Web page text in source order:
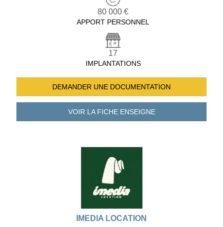
80 000 €
APPORT PERSONNEL
17
IMPLANTATIONS
DEMANDER UNE DOCUMENTATION
VOIR LA FICHEENSEIGNE
IMEDIA LOCATION